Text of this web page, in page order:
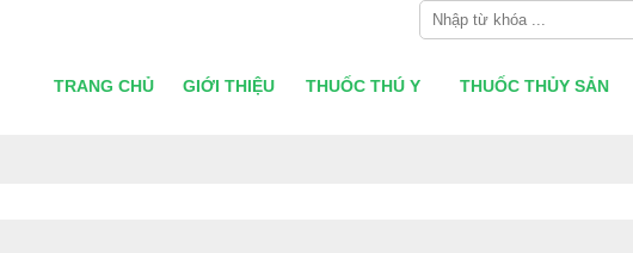
TRANG CHỦ GIỚI THIỆU THUỐC THÚ Y THUỐC THỦY SẢN